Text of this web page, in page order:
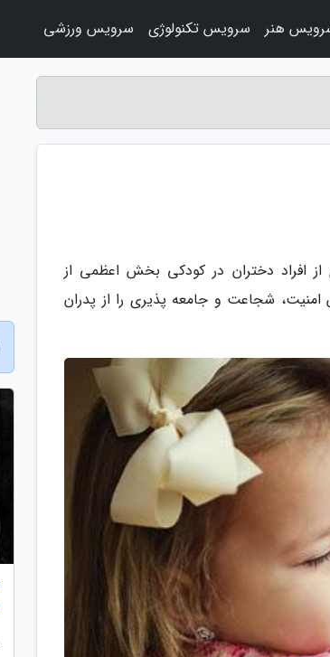
افراد دختران در کودکی بخش اعظمی از
شجاعت و جامعه پذیری را از پدران
هنر سرویس تکنولوژی سرویس ورزشی